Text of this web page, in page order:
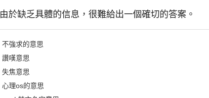
由於缺乏具體的信息，很難給出一個確切的答案。
不強求的意思
讚嘆意思
失焦意思
心理os的意思